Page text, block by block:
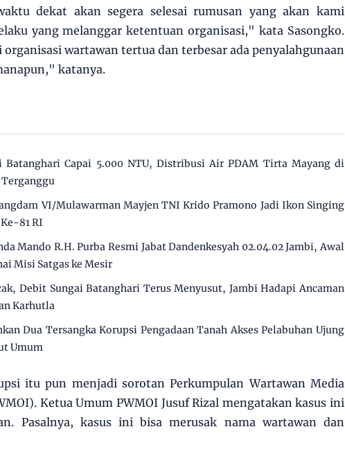
dekat akan segera selesai rumusan yang akan kami
yang melanggar ketentuan organisasi," kata Sasongko.
wartawan tertua dan terbesar ada penyalahgunaan
katanya.
Batanghari Capai 5.000 NTU, Distribusi Air PDAM Tirta Mayang di
VI/Mulawarman Mayjen TNI Krido Pramono Jadi Ikon Singing
81 RI
Mando R.H. Purba Resmi Jabat Dandenkesyah 02.04.02 Jambi, Awal
Misi Satgas ke Mesir
Debit Sungai Batanghari Terus Menyusut, Jambi Hadapi Ancaman
Karhutla
Dua Tersangka Korupsi Pengadaan Tanah Akses Pelabuhan Ujung
Umum
itu pun menjadi sorotan Perkumpulan Wartawan Media
Ketua Umum PWMOI Jusuf Rizal mengatakan kasus ini
Pasalnya, kasus ini bisa merusak nama wartawan dan